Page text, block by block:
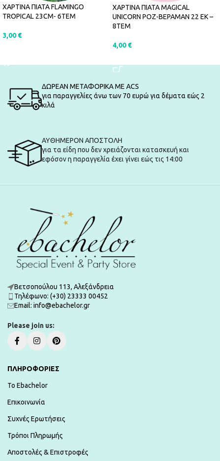
ΧΑΡΤΙΝΑ ΠΙΑΤΑ FLAMINGO
TROPICAL 23CM- 6ΤΕΜ
3,00 €
ΧΑΡΤΙΝΑ ΠΙΑΤΑ MAGICAL
UNICORN ΡΟΖ-ΒΕΡΑΜΑΝ 22 ΕΚ –
8ΤΕΜ
4,00 €
ΔΩΡΕΑΝ ΜΕΤΑΦΟΡΙΚΑ ΜΕ ACS
για παραγγελίες άνω των 70 ευρώ για δέματα εώς 2
κιλά
ΑΥΘΗΜΕΡΟΝ ΑΠΟΣΤΟΛΗ
για τα είδη που δεν χρειάζονται κατασκευή και
εφόσον η παραγγελία έχει γίνει εώς τις 14:00
Βετσοπούλου 113, Αλεξάνδρεια
Τηλέφωνο: (+30) 23333 00452
Εmail: info@ebachelor.gr
Please join us:
ΠΛΗΡΟΦΟΡΙΕΣ
To Ebachelor
Επικοινωνία
Συχνές Ερωτήσεις
Τρόποι Πληρωμής
Αποστολές & Επιστροφές